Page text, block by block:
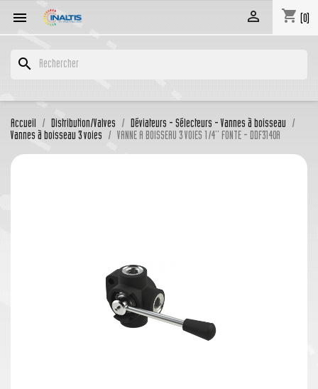
 shopping_cart (0)

search
Accueil Distribution/Valves
Déviateurs - Sélecteurs - Vannes à boisseau
Vannes à boisseau 3 voies
VANNE A BOISSEAU 3 VOIES 1/4'' FONTE - DDF3140A